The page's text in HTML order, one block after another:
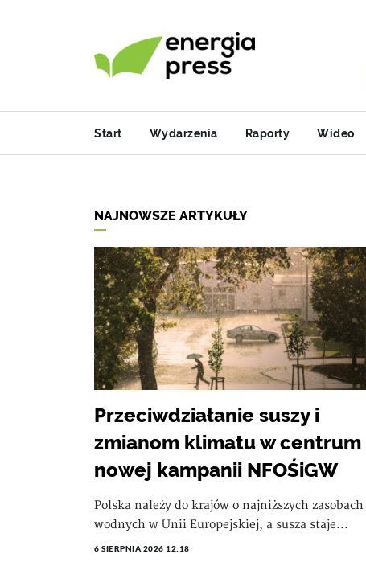
Start Wydarzenia Raporty Wideo
NAJNOWSZE ARTYKUŁY
Przeciwdziałanie suszy i
zmianom klimatu w centrum
nowej kampanii NFOŚiGW
Polska należy do krajów o najniższych zasobach
wodnych w Unii Europejskiej, a susza staje...
6 SIERPNIA 2026 12:18